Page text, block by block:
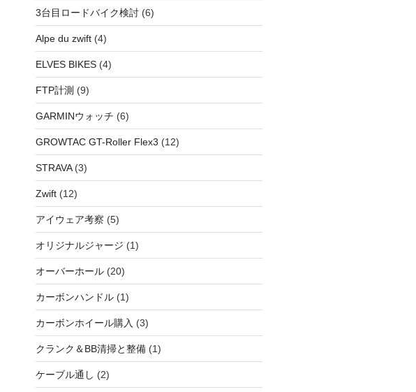
3台目ロードバイク検討(6)
Alpe du zwift(4)
ELVES BIKES(4)
FTP計測 (9)
GARMINウォッチ (6)
GROWTAC GT-Roller Flex3 (12)
STRAVA(3)
Zwift(12)
アイウェア考察 (5)
オリジナルジャージ (1)
オーバーホール(20)
カーボンハンドル(1)
カーボンホイール購入 (3)
クランク＆BB清掃と整備(1)
ケーブル通し (2)